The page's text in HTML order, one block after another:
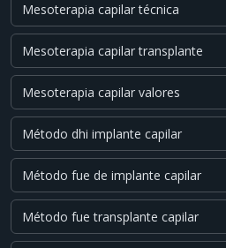
Mesoterapia capilar técnica
Mesoterapia capilar transplante
Mesoterapia capilar valores
Método dhi implante capilar
Método fue de implante capilar
Método fue transplante capilar